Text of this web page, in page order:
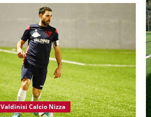
Valdinisi Calcio Nizza